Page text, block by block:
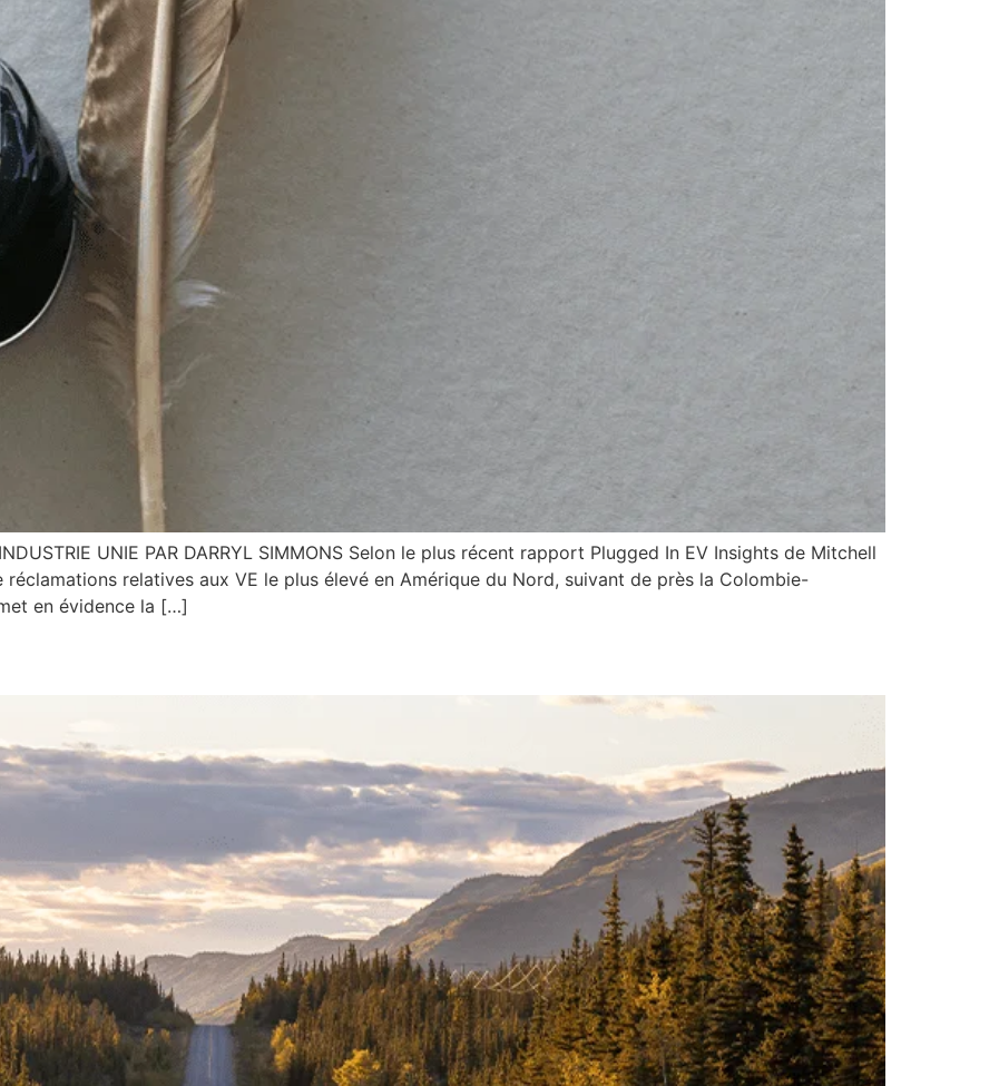
UNIE PAR DARRYL SIMMONS Selon le plus récent rapport Plugged In EV Insights de Mitchell
relatives aux VE le plus élevé en Amérique du Nord, suivant de près la Colombie-
en évidence la […]